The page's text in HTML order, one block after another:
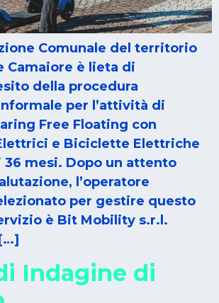
Comunale del territorio
Camaiore è lieta di
della procedura
per l’attività di
Free Floating con
e Biciclette Elettriche
36 mesi. Dopo un attento
l’operatore
per gestire questo
è Bit Mobility s.r.l.
Indagine di